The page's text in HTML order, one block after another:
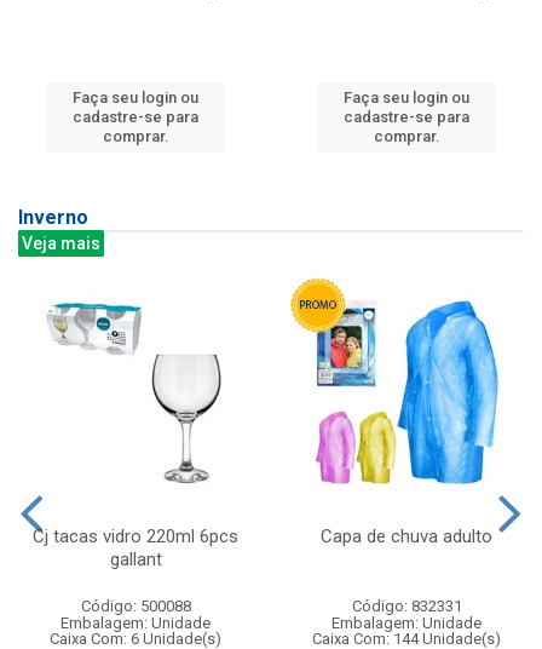
Faça seu login ou
cadastre-se para
comprar.
Faça seu login ou
cadastre-se para
comprar.
Inverno
Veja mais
Cj tacas vidro 220ml 6pcs
gallant
Código: 500088
Embalagem: Unidade
Caixa Com: 6 Unidade(s)
Capa de chuva adulto
Código: 832331
Embalagem: Unidade
Caixa Com: 144 Unidade(s)